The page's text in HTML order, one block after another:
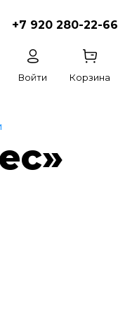
+7 920 280-22-66
Войти Корзина